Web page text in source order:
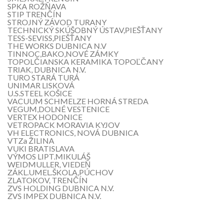
SPKA ROŽŇAVA
STIP TRENČÍN
STROJNÝ ZÁVOD TURANY
TECHNICKÝ SKÚŠOBNÝ ÚSTAV,PIEŠŤANY
TESS-SEVISS,PIEŠŤANY
THE WORKS DUBNICA N.V
TINNOC,BAKO,NOVÉ ZÁMKY
TOPOLČIANSKA KERAMIKA TOPOĽČANY
TRIAK, DUBNICA N.V.
TURO STARÁ TURÁ
UNIMAR LISKOVÁ
U.S.STEEL KOŠICE
VACUUM SCHMELZE HORNÁ STREDA
VEGUM,DOLNÉ VESTENICE
VERTEX HODONICE
VETROPACK MORAVIA KYJOV
VH ELECTRONICS, NOVÁ DUBNICA
VTZa ŽILINA
VUKI BRATISLAVA
VÝMOS LIPT.MIKULÁŠ
WEIDMULLER, VIEDEŇ
ZÁKL.UMEL.ŠKOLA,PÚCHOV
ZLATOKOV, TRENČÍN
ZVS HOLDING DUBNICA N.V.
ZVS IMPEX DUBNICA N.V.